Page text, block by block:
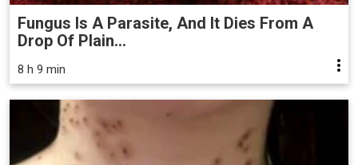
Fungus Is A Parasite, And It Dies From A
Drop Of Plain...
8 h 9 min